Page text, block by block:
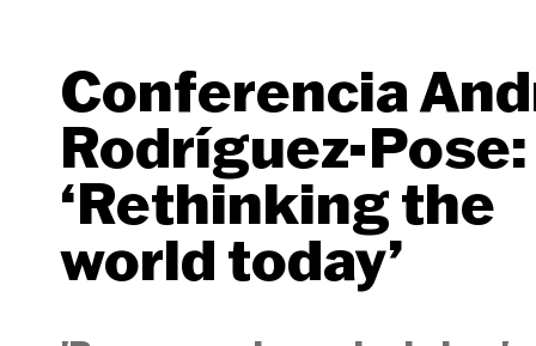
Conferencia
Rodríguez-Pose:
‘Rethinking the
world today’